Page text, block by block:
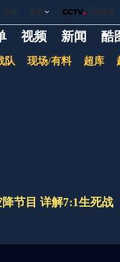
视频 新闻 酷
队 现场/有料 超库
节目 详解7:1生死战